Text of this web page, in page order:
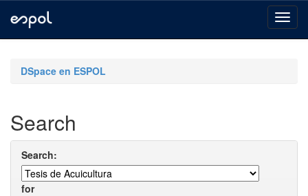
navigationDSpace en ESPOL
Search
Search:
for